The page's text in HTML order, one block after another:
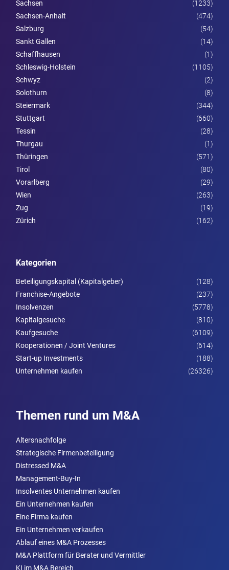
Sachsen
(1233)
Sachsen-Anhalt
(474)
Salzburg
(54)
Sankt Gallen
(14)
Schaffhausen
(1)
Schleswig-Holstein
(1105)
Schwyz
(2)
Solothurn
(8)
Steier­mark
(344)
Stuttgart
(660)
Tessin
(28)
Thurgau
(1)
Thüringen
(571)
Tirol
(80)
Vorarl­berg
(29)
Wien
(263)
Zug
(19)
Zürich
(162)
Kategorien
Beteiligungskapital (Kapitalgeber)
(128)
Franchise-Angebote
(237)
Insolvenzen
(5778)
Kapitalgesuche
(810)
Kaufgesuche
(6109)
Kooperationen / Joint Ventures
(614)
Start-up Investments
(188)
Unternehmen kaufen
(26326)
Themen rund um M&A
Altersnachfolge
Strategische Firmenbeteiligung
Distressed M&A
Management-Buy-In
Insolventes Unternehmen kaufen
Ein Unternehmen kaufen
Eine Firma kaufen
Ein Unternehmen verkaufen
Ablauf eines M&A Prozesses
M&A Plattform für Berater und Vermittler
KI im M&A Bereich